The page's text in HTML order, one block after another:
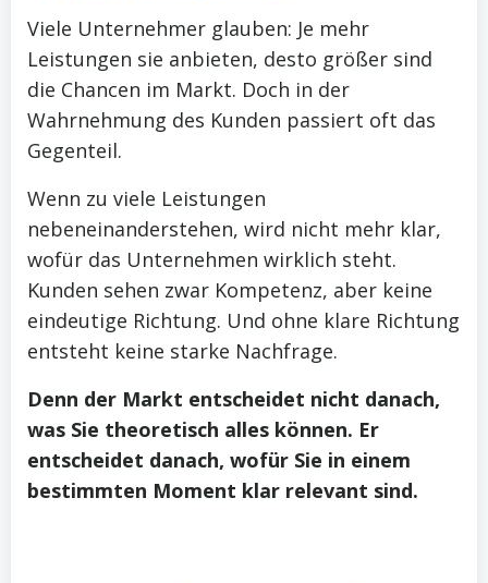
Viele Unternehmer glauben: Je mehr
Leistungen sie anbieten, desto größer sind
die Chancen im Markt. Doch in der
Wahrnehmung des Kunden passiert oft das
Gegenteil.
Wenn zu viele Leistungen
nebeneinanderstehen, wird nicht mehr klar,
wofür das Unternehmen wirklich steht.
Kunden sehen zwar Kompetenz, aber keine
eindeutige Richtung. Und ohne klare Richtung
entsteht keine starke Nachfrage.
Denn der Markt entscheidet nicht danach,
was Sie theoretisch alles können. Er
entscheidet danach, wofür Sie in einem
bestimmten Moment klar relevant sind.